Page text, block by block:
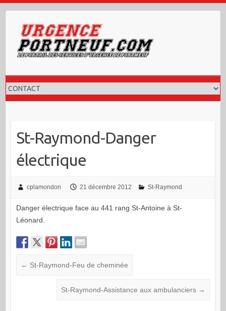
content
St-Raymond-Danger
électrique
cplamondon 21 décembre 2012 St-Raymond
Danger électrique face au 441 rang St-Antoine à St-
Léonard.
← St-Raymond-Feu de cheminée
St-Raymond-Assistance aux ambulanciers →